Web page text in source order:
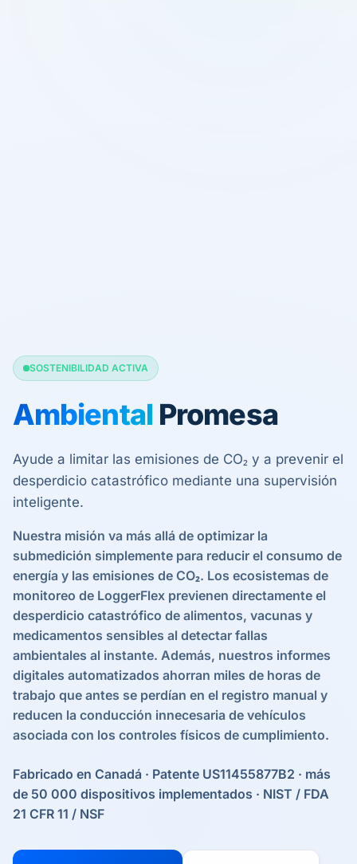
SOSTENIBILIDAD ACTIVA
Ambiental Promesa
Ayude a limitar las emisiones de CO₂ y a prevenir el
desperdicio catastrófico mediante una supervisión
inteligente.
Nuestra misión va más allá de optimizar la
submedición simplemente para reducir el consumo de
energía y las emisiones de CO₂. Los ecosistemas de
monitoreo de LoggerFlex previenen directamente el
desperdicio catastrófico de alimentos, vacunas y
medicamentos sensibles al detectar fallas
ambientales al instante. Además, nuestros informes
digitales automatizados ahorran miles de horas de
trabajo que antes se perdían en el registro manual y
reducen la conducción innecesaria de vehículos
asociada con los controles físicos de cumplimiento.
Fabricado en Canadá · Patente US11455877B2 · más
de 50 000 dispositivos implementados · NIST / FDA
21 CFR 11 / NSF